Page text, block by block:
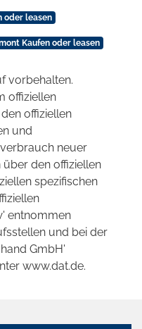
oder leasen
Kaufen oder leasen
vorbehalten.
offiziellen
offiziellen
und
neuer
über den offiziellen
spezifischen
entnommen
und bei der
GmbH'
www.dat.de.